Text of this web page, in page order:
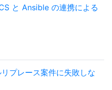
と Ansible の連携による
プレース案件に失敗しな